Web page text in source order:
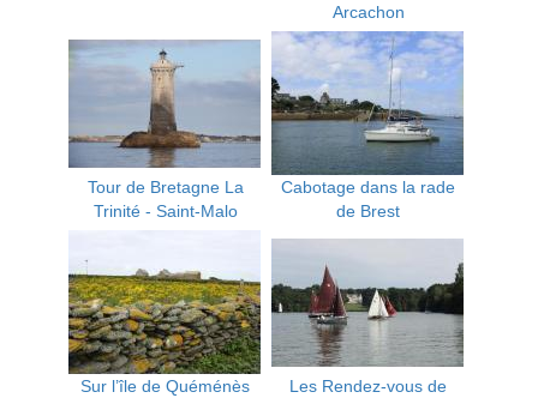
Arcachon
Tour de Bretagne La
Trinité - Saint-Malo
Cabotage dans la rade
de Brest
Sur l’île de Quéménès
Les Rendez-vous de